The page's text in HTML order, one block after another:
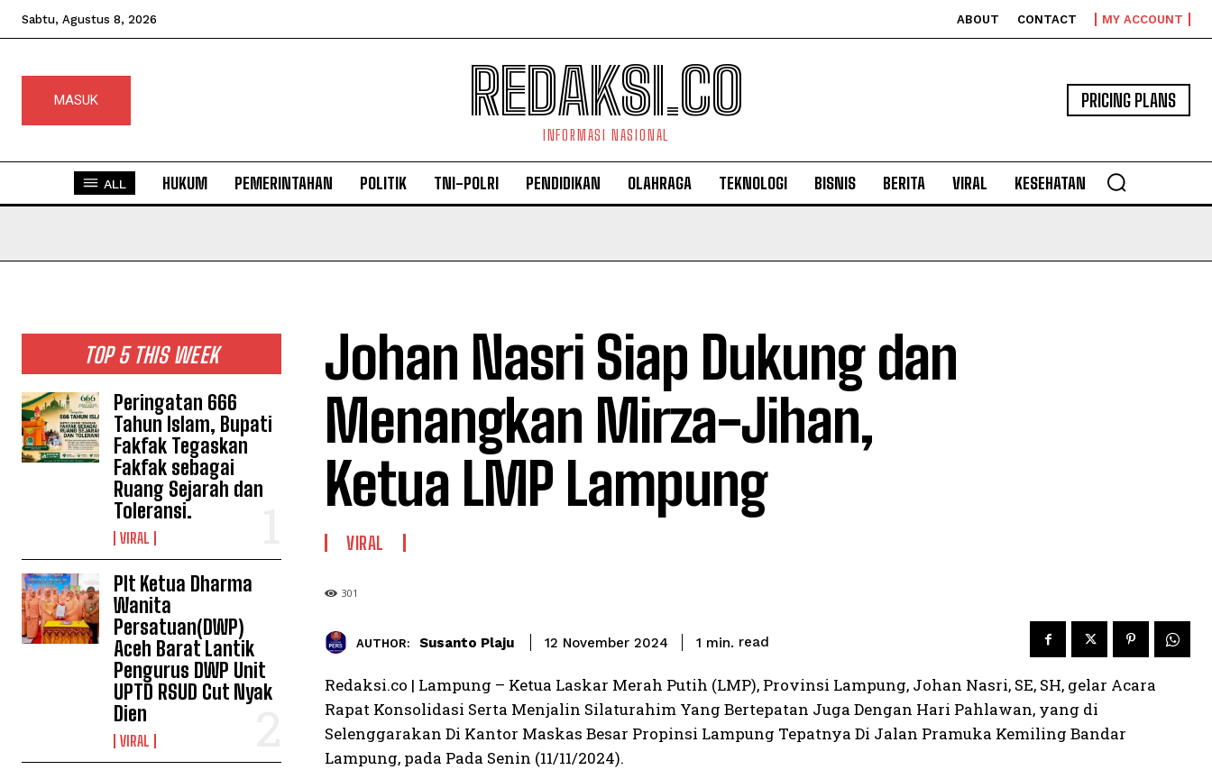
Sabtu, Agustus 8, 2026 ABOUT CONTACT MY ACCOUNT
MASUK REDAKSI.CO
INFORMASI NASIONAL
PRICING PLANS
ALL HUKUM PEMERINTAHAN POLITIK TNI-POLRI PENDIDIKAN OLAHRAGA TEKNOLOGI BISNIS BERITA VIRAL KESEHATAN
TOP 5 THIS WEEK
Peringatan 666
Tahun Islam, Bupati
Fakfak Tegaskan
Fakfak sebagai
Ruang Sejarah dan
Toleransi.
VIRAL
Plt Ketua Dharma
Wanita
Persatuan(DWP)
Aceh Barat Lantik
Pengurus DWP Unit
UPTD RSUD Cut Nyak
Dien
VIRAL
Johan Nasri Siap Dukung dan
Menangkan Mirza-Jihan,
Ketua LMP Lampung
VIRAL
301
AUTHOR: Susanto Plaju 12 November 2024 1 min. read
Redaksi.co | Lampung – Ketua Laskar Merah Putih (LMP), Provinsi Lampung, Johan Nasri, SE, SH, gelar Acara
Rapat Konsolidasi Serta Menjalin Silaturahim Yang Bertepatan Juga Dengan Hari Pahlawan, yang di
Selenggarakan Di Kantor Maskas Besar Propinsi Lampung Tepatnya Di Jalan Pramuka Kemiling Bandar
Lampung, pada Pada Senin (11/11/2024).